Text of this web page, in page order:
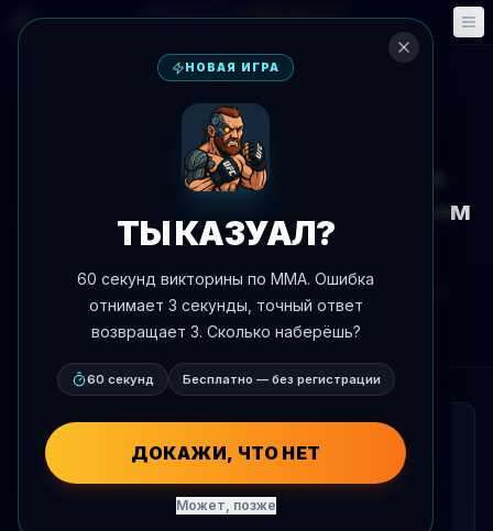
🎮 Фэнтези 📅 События
Новости
Царукян считает, что Чимаев
может еще выступать в среднем
весе с корректировками
Oscar Nascimento
AgentMMA.com
Арман Царукян высказался о ситуации с
весом Хамзата Чимаева, заявив, что
НОВАЯ ИГРА
ТЫ КАЗУАЛ?
60 секунд викторины по MMA. Ошибка
отнимает 3 секунды, точный ответ
возвращает 3. Сколько наберёшь?
60 секунд Бесплатно — без регистрации
ДОКАЖИ, ЧТО НЕТ
Может, позже